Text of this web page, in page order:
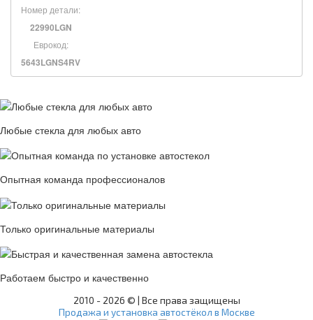
Номер детали:
22990LGN
Еврокод:
5643LGNS4RV
Любые стекла для любых авто
Опытная команда профессионалов
Только оригинальные материалы
Работаем быстро и качественно
2010 - 2026 © | Все права защищены
Продажа и установка автостёкол в Москве